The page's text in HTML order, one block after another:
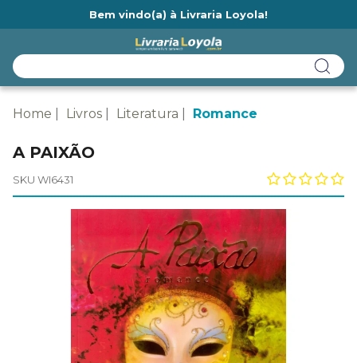
Bem vindo(a) à Livraria Loyola!
Home Livros Literatura Romance
A PAIXÃO
SKU WI6431